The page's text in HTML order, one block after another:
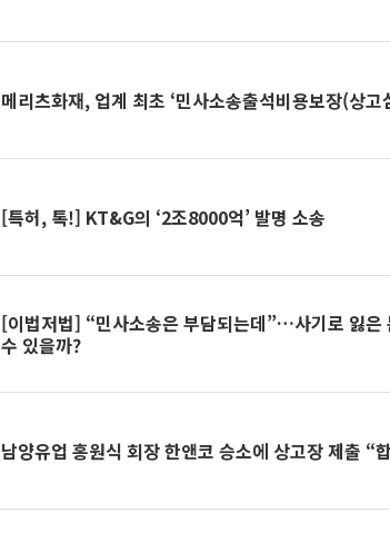
메리츠화재, 업계 최초 ‘민사소송출석비용보장(상고
[특허, 톡!] KT&G의 ‘2조8000억’ 발명 소송
[이법저법] “민사소송은 부담되는데”…사기로 잃은
수 있을까?
남양유업 홍원식 회장 한앤코 승소에 상고장 제출 “